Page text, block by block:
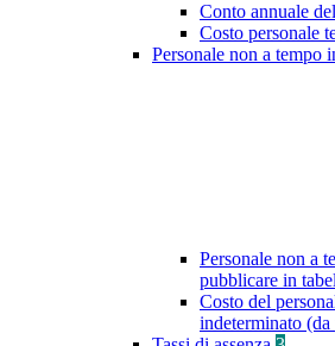
Conto annuale
Costo personale
Personale non a tempo
Personale non a
pubblicare in
Costo del
indeterminato